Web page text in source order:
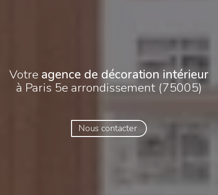
Votre agence de décoration intérieur
à Paris 5e arrondissement (75005)
Nous contacter